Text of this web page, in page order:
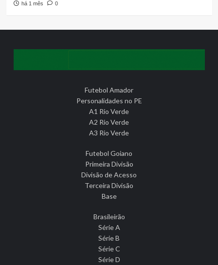
há 1 mês 0
Futebol Amador
Personalidades no PE
A1 Rio Verde
A2 Rio Verde
A3 Rio Verde
Futebol Goiano
Primeira Divisão
Divisão de Acesso
Terceira Divisão
Base
Brasileirão
Série A
Série B
Série C
Série D